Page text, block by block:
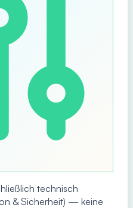
technisch
& Sicherheit) — keine